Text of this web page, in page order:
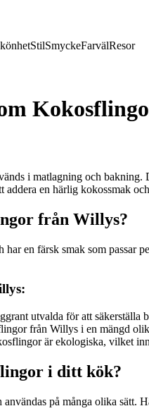
StilSmyckeFarvälResor
i matlagning och
en härlig kokossmak
från Willys?
en färsk smak som passar
utvalda för att säkerställa
från Willys i en mängd
är ekologiska, vilket
i ditt kök?
på många olika sätt.